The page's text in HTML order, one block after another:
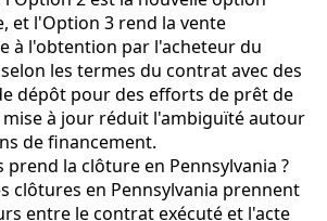
et l'Option 3 rend la vente
à l'obtention par l'acheteur du
les termes du contrat avec des
dépôt pour des efforts de prêt de
mise à jour réduit l'ambiguïté autour
de financement.
prend la clôture en Pennsylvania ?
clôtures en Pennsylvania prennent
entre le contrat exécuté et l'acte